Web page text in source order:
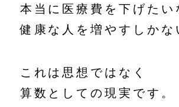
本当に医療費を下げたい
健康な人を増やすしかな
これは思想ではなく
算数としての現実です。